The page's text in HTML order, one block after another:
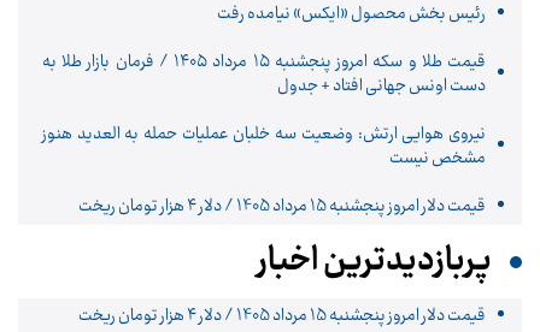
رئیس بخش محصول «ایکس» نیامده رفت
قیمت طلا و سکه امروز پنجشنبه ۱۵ مرداد ۱۴۰۵ / فرمان بازار طلا به
دست اونس جهانی افتاد + جدول
نیروی هوایی ارتش: وضعیت سه خلبان عملیات حمله به العدید هنوز
مشخص نیست
قیمت دلار امروز پنجشنبه 15 مرداد 1405 / دلار ۴ هزار تومان ریخت
پربازدیدترین اخبار
قیمت دلار امروز پنجشنبه 15 مرداد 1405 / دلار ۴ هزار تومان ریخت